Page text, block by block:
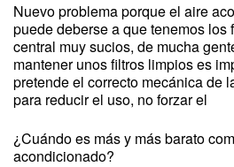
Nuevo problema porque el aire
puede deberse a que tenemos los
central muy sucios, de mucha
mantener unos filtros limpios es
pretende el correcto mecánica de
para reducir el uso, no forzar el
¿Cuándo es más y más barato
acondicionado?